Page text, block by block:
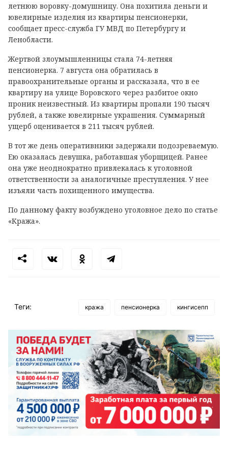
летнюю воровку-домушницу. Она похитила деньги и
ювелирные изделия из квартиры пенсионерки,
сообщает пресс-служба ГУ МВД по Петербургу и
Ленобласти.
Жертвой злоумышленницы стала 74-летняя
пенсионерка. 7 августа она обратилась в
правоохранительные органы и рассказала, что в ее
квартиру на улице Воровского через разбитое окно
проник неизвестный. Из квартиры пропали 190 тысяч
рублей, а также ювелирные украшения. Суммарный
ущерб оценивается в 211 тысяч рублей.
В тот же день оперативники задержали подозреваемую.
Ею оказалась девушка, работавшая уборщицей. Ранее
она уже неоднократно привлекалась к уголовной
ответственности за аналогичные преступления. У нее
изъяли часть похищенного имущества.
По данному факту возбуждено уголовное дело по статье
«Кража».
Теги: кража пенсионерка кингисепп